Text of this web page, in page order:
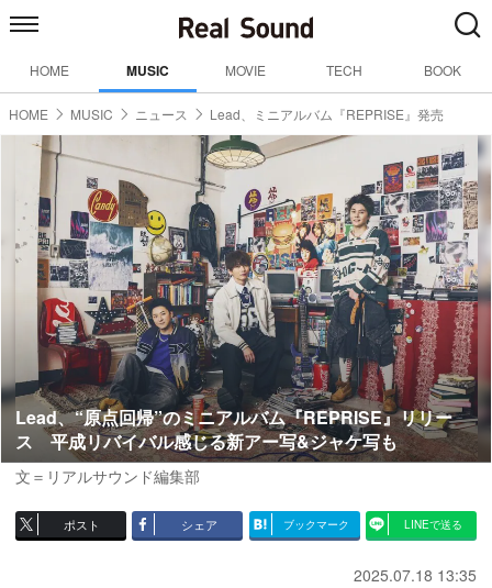
HOME MUSIC MOVIE TECH BOOK
HOME MUSIC ニュース Lead、ミニアルバム『REPRISE』発売
Lead、“原点回帰”のミニアルバム『REPRISE』リリー
ス 平成リバイバル感じる新アー写&ジャケ写も
文＝リアルサウンド編集部
ポスト シェア ブックマーク LINEで送る
2025.07.18 13:35